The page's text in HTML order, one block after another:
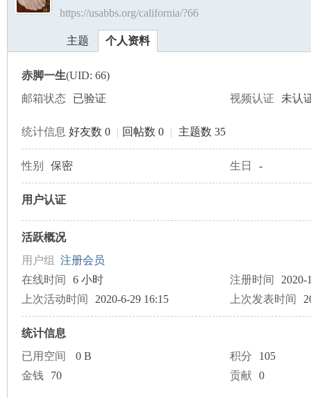
美› ›
https://usabbs.org/california/?66
主题 个人资料
赤脚一生(UID: 66)
邮箱状态
已验证 视频认证 未认
统计信息 好友数 0 | 回帖数 0 | 主题数 35
性别 保密 生日 -
用户认证
活跃概况
用户组 注册会员
在线时间
6 小时 注册时间
2020-
上次活动时间
2020-6-29 16:15 上次发表时间
统计信息
已用空间
0 B 积分
105
金钱
70 贡献 0